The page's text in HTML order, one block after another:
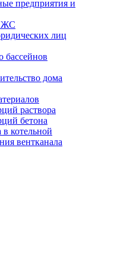
предприятия и
лиц
бассейнов
дома
раствора
бетона
котельной
вентканала